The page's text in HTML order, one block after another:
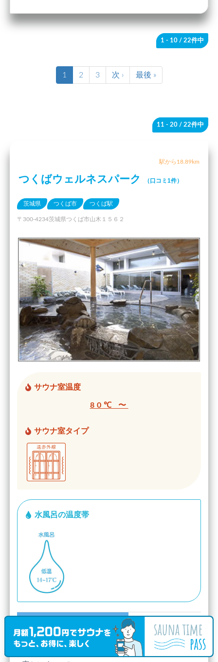
1 - 10 / 22件中
1 2 3 次 › 最後 »
11 - 20 / 22件中
駅から18.89km
つくばウェルネスパーク （口コミ1件）
茨城県 つくば市 つくば駅
〒300-4234茨城県つくば市山木１５６２
サウナ室温度
80℃ 〜
サウナ室タイプ
水風呂の温度帯
720円
”地元のおじさん、おばさんの健康を支えるザ・健